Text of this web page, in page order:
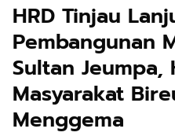
HRD Tinjau
Pembangunan
Sultan Jeumpa,
Masyarakat
Menggema